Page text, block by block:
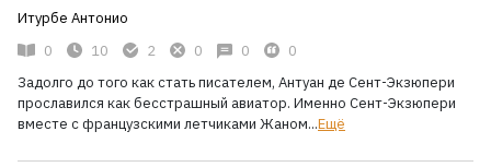
Итурбе Антонио
0
10 2 0 0
0
Задолго до того как стать писателем, Антуан де Сент-Экзюпери
прославился как бесстрашный авиатор. Именно Сент-Экзюпери
вместе с французскими летчиками Жаном...Ещё